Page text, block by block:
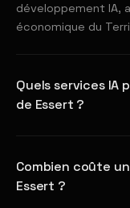
développement IA,
économique du
Quels services IA
de Essert ?
Combien coûte
Essert ?